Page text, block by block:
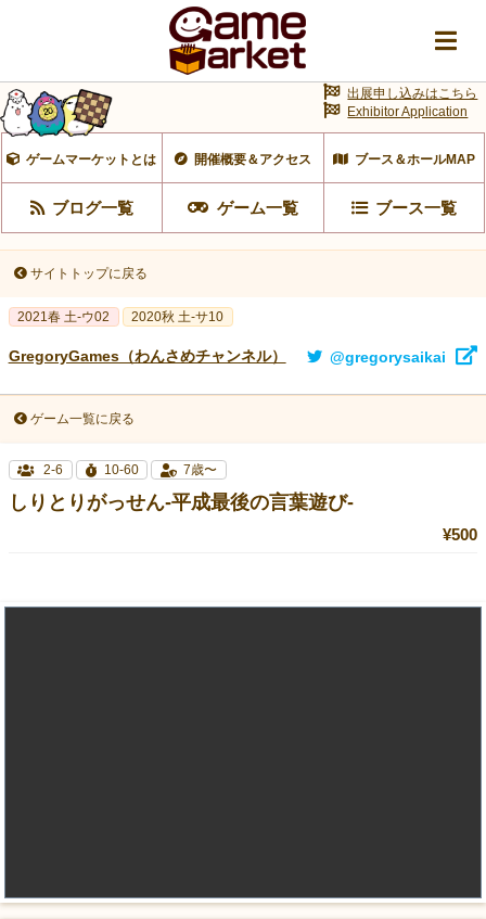
ゲームマーケットとは 開催概要＆アクセス ブース＆ホールMAP
ブログ一覧 ゲーム一覧 ブース一覧
出展申し込みはこちら
Exhibitor Application
サイトトップに戻る
2021春 土-ウ02 2020秋 土-サ10
GregoryGames（わんさめチャンネル） @gregorysaikai
ゲーム一覧に戻る
2-6 10-60 7歳〜
しりとりがっせん-平成最後の言葉遊び-
¥500